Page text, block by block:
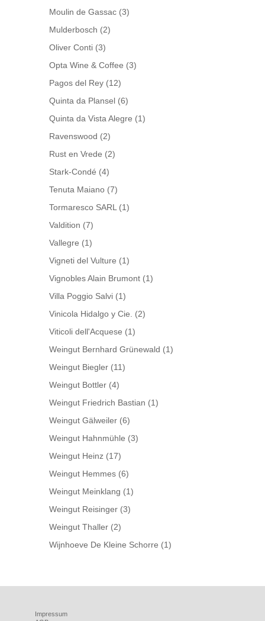
Moulin de Gassac (3)
Mulderbosch (2)
Oliver Conti (3)
Opta Wine & Coffee (3)
Pagos del Rey (12)
Quinta da Plansel (6)
Quinta da Vista Alegre (1)
Ravenswood (2)
Rust en Vrede (2)
Stark-Condé (4)
Tenuta Maiano (7)
Tormaresco SARL(1)
Valdition (7)
Vallegre (1)
Vigneti del Vulture (1)
Vignobles Alain Brumont (1)
Villa Poggio Salvi (1)
Vinicola Hidalgo y Cie. (2)
Viticoli dell'Acquese (1)
Weingut Bernhard Grünewald (1)
Weingut Biegler (11)
Weingut Bottler (4)
Weingut Friedrich Bastian (1)
Weingut Gälweiler (6)
Weingut Hahnmühle (3)
Weingut Heinz (17)
Weingut Hemmes (6)
Weingut Meinklang (1)
Weingut Reisinger (3)
Weingut Thaller (2)
Wijnhoeve De Kleine Schorre (1)
Impressum